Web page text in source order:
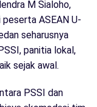
M Sialoho,
ASEAN U-
seharusnya
panitia lokal,
sejak awal.
PSSI dan